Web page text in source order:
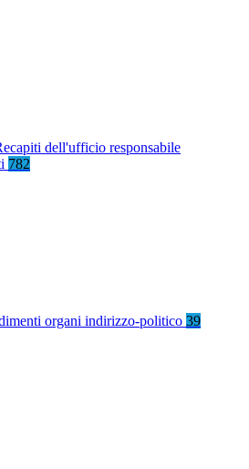
dell'ufficio responsabile
782
organi indirizzo-politico 39